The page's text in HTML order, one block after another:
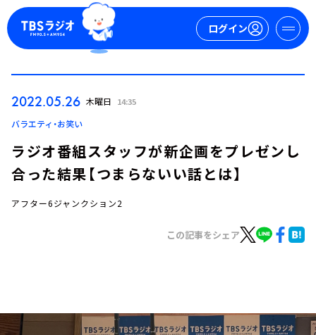
ログイン
ログイン
お知らせ
2022.05.26 木曜日 14:35
バラエティ・お笑い
ラジオ番組スタッフが新企画をプレゼンし
合った結果【つまらないい話とは】
アフター6ジャンクション2
この記事をシェア